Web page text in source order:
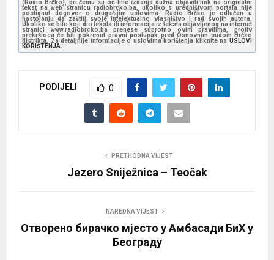
(Radio Brčko), pri čemu su on-line izdanja dužna objaviti link na originalni
tekst na web stranicu radiobrcko.ba, ukoliko s uredništvom portala nije
postignut dogovor o drugačijim uslovima. Radio Brčko je odlučan u
nastojanju da zaštiti svoje intelektualno vlasništvo i rad svojih autora.
Ukoliko se bilo koji dio teksta ili informacija iz teksta objavljenog na internet
stranici www.radiobrcko.ba prenese suprotno ovim pravilima, protiv
prekršioca će biti pokrenut pravni postupak pred Osnovnim sudom Brčko
distrikta. Za detaljnije informacije o uslovima korištenja kliknite na USLOVI
KORIŠTENJA.
PODIJELI 0
PRETHODNA VIJEST
Jezero Sniježnica – Teočak
NAREDNA VIJEST
Отворено бирачко мјесто у Амбасади БиХ у
Београду